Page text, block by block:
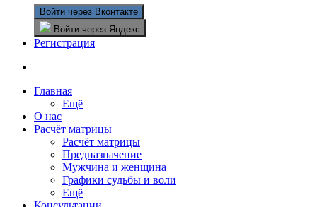
Войти через Вконтакте
Войти через Яндекс
Регистрация
Главная
Ещё
О нас
Расчёт матрицы
Расчёт матрицы
Предназначение
Мужчина и женщина
Графики судьбы и воли
Ещё